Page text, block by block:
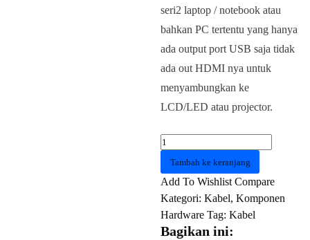
seri2 laptop / notebook atau
bahkan PC tertentu yang hanya
ada output port USB saja tidak
ada out HDMI nya untuk
menyambungkan ke
LCD/LED atau projector.
Kuantitas
CONVERTER
CYBORG
HDMI
Tambah ke keranjang
Add To Wishlist Compare
Kategori:Kabel,Komponen
Hardware Tag:Kabel
Bagikan ini: